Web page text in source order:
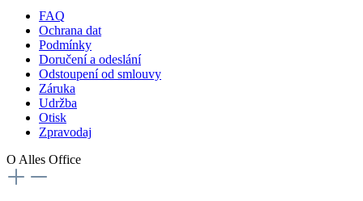
FAQ
Ochrana dat
Podmínky
Doručení a odeslání
Odstoupení od smlouvy
Záruka
Udržba
Otisk
Zpravodaj
O Alles Office